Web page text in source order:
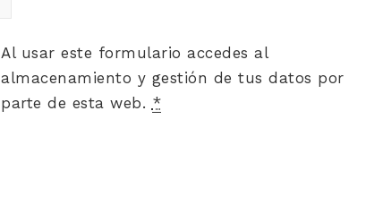
Al usar este formulario accedes al
almacenamiento y gestión de tus datos por
parte de esta web. *